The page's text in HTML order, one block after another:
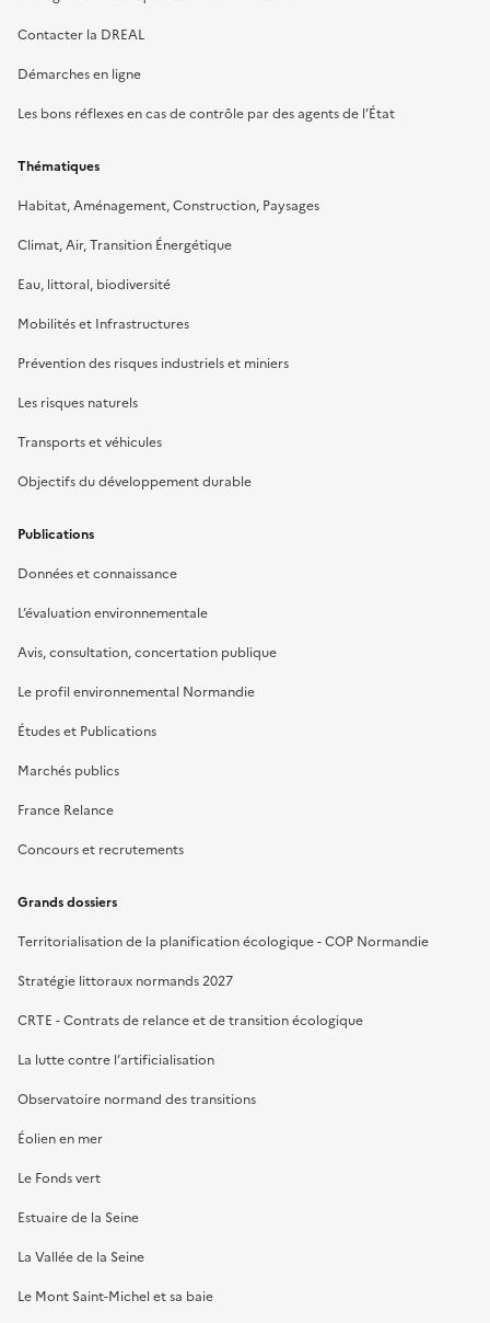
Contacter la DREAL
Démarches en ligne
Les bons réflexes en cas de contrôle par des agents de l’État
Thématiques
Habitat, Aménagement, Construction, Paysages
Climat, Air, Transition Énergétique
Eau, littoral, biodiversité
Mobilités et Infrastructures
Prévention des risques industriels et miniers
Les risques naturels
Transports et véhicules
Objectifs du développement durable
Publications
Données et connaissance
L’évaluation environnementale
Avis, consultation, concertation publique
Le profil environnemental Normandie
Études et Publications
Marchés publics
France Relance
Concours et recrutements
Grands dossiers
Territorialisation de la planification écologique - COP Normandie
Stratégie littoraux normands 2027
CRTE - Contrats de relance et de transition écologique
La lutte contre l’artificialisation
Observatoire normand des transitions
Éolien en mer
Le Fonds vert
Estuaire de la Seine
La Vallée de la Seine
Le Mont Saint-Michel et sa baie